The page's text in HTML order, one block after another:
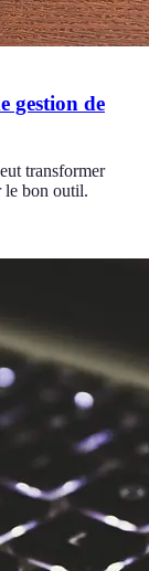
gestion de
transformer
le bon outil.